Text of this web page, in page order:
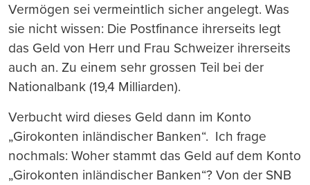
Vermögen sei vermeintlich sicher angelegt. Was
sie nicht wissen: Die Postfinance ihrerseits legt
das Geld von Herr und Frau Schweizer ihrerseits
auch an. Zu einem sehr grossen Teil bei der
Nationalbank (19,4 Milliarden).
Verbucht wird dieses Geld dann im Konto
„Girokonten inländischer Banken“. Ich frage
nochmals: Woher stammt das Geld auf dem Konto
„Girokonten inländischer Banken“? Von der SNB